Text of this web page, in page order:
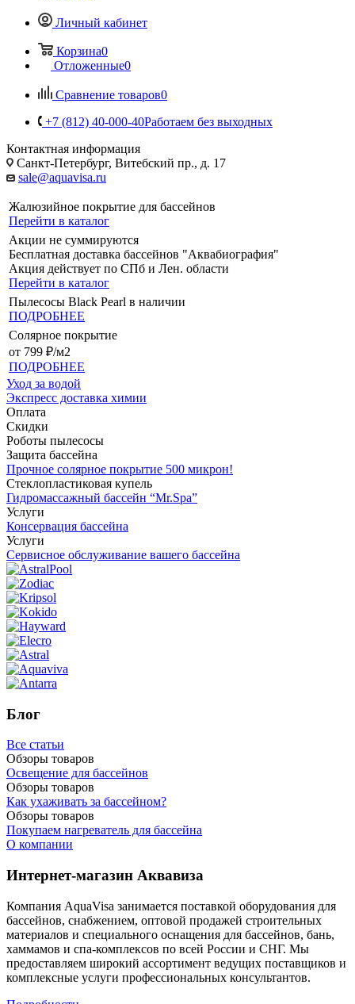
Личный кабинет
Корзина0
Отложенные0
Сравнение товаров0
+7 (812) 40-000-40Работаем без выходных
Контактная информация
Санкт-Петербург, Витебский пр., д. 17
sale@aquavisa.ru
Жалюзийное покрытие для бассейнов
Перейти в каталог
Акции не суммируются
Бесплатная доставка бассейнов "Аквабиография"
Акция действует по СПб и Лен. области
Перейти в каталог
Пылесосы Black Pearl в наличии
ПОДРОБНЕЕ
Солярное покрытие
от 799 ₽/м2
ПОДРОБНЕЕ
Уход за водой
Экспресс доставка химии
Оплата
Скидки
Роботы пылесосы
Защита бассейна
Прочное солярное покрытие 500 микрон!
Стеклопластиковая купель
Гидромассажный бассейн “Mr.Spa”
Услуги
Консервация бассейна
Услуги
Сервисное обслуживание вашего бассейна
Блог
Все статьи
Обзоры товаров
Освещение для бассейнов
Обзоры товаров
Как ухаживать за бассейном?
Обзоры товаров
Покупаем нагреватель для бассейна
О компании
Интернет-магазин Аквавиза
Компания AquaVisa занимается поставкой оборудования для
бассейнов, снабжением, оптовой продажей строительных
материалов и специального оснащения для бассейнов, бань,
хаммамов и спа-комплексов по всей России и СНГ. Мы
предоставляем широкий ассортимент ведущих поставщиков и
комплексные услуги профессиональных консультантов.